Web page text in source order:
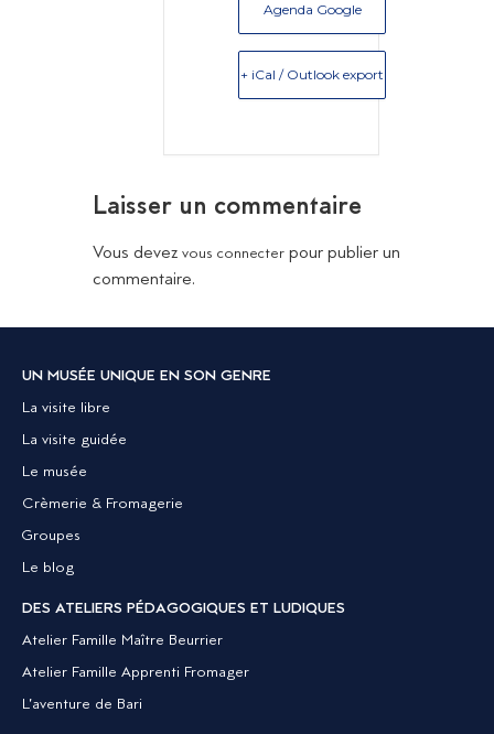
Agenda Google
+ iCal / Outlook export
Laisser un commentaire
Vous devez vous connecter pour publier un
commentaire.
UN MUSÉE UNIQUE EN SON GENRE
La visite libre
La visite guidée
Le musée
Crèmerie & Fromagerie
Groupes
Le blog
DES ATELIERS PÉDAGOGIQUES ET LUDIQUES
Atelier Famille Maître Beurrier
Atelier Famille Apprenti Fromager
L’aventure de Bari